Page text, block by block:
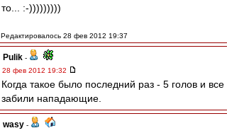
то... :-)))))))))
Редактировалось 28 фев 2012 19:37
Pulik -
28 фев 2012 19:32
Когда такое было последний раз - 5 голов и все
забили нападающие.
wasy -